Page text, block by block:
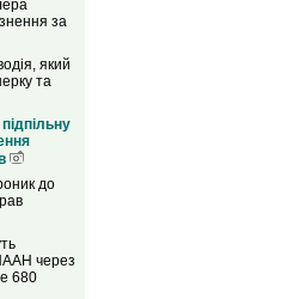
за
який
та
до
через
680